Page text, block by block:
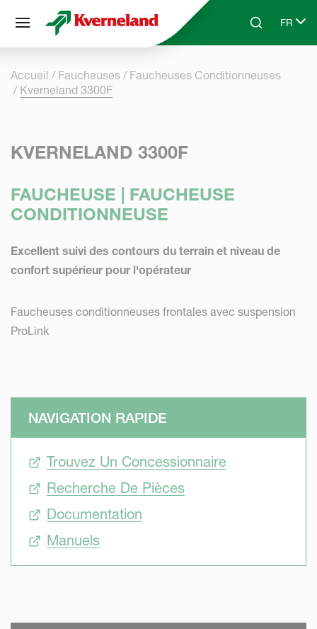
Skip to main contentSearchFR
Select
Accueil Faucheuses
Faucheuses Conditionneuses
Kverneland 3300F
KVERNELAND 3300F
FAUCHEUSE | FAUCHEUSE
CONDITIONNEUSE
Excellent suivi des contours du terrain et niveau de
confort supérieur pour l'opérateur
Faucheuses conditionneuses frontales avec suspension
ProLink
NAVIGATION RAPIDE
Trouvez Un Concessionnaire
Recherche De Pièces
Documentation
Manuels
Panneau de gestion des cookies